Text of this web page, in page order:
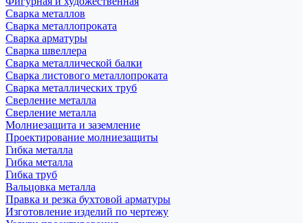
Сварка металлов
Сварка металлопроката
Сварка арматуры
Сварка швеллера
Сварка металлической балки
Сварка листового металлопроката
Сварка металлических труб
Сверление металла
Сверление металла
Молниезащита и заземление
Проектирование молниезащиты
Гибка металла
Гибка металла
Гибка труб
Вальцовка металла
Правка и резка бухтовой арматуры
Изготовление изделий по чертежу